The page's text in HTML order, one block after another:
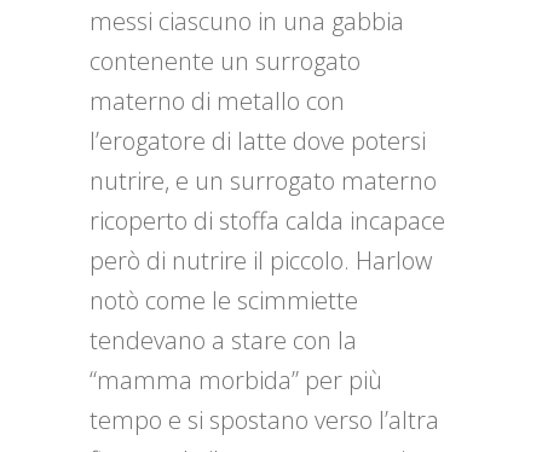
messi ciascuno in una gabbia
contenente un surrogato
materno di metallo con
l’erogatore di latte dove potersi
nutrire, e un surrogato materno
ricoperto di stoffa calda incapace
però di nutrire il piccolo. Harlow
notò come le scimmiette
tendevano a stare con la
“mamma morbida” per più
tempo e si spostano verso l’altra